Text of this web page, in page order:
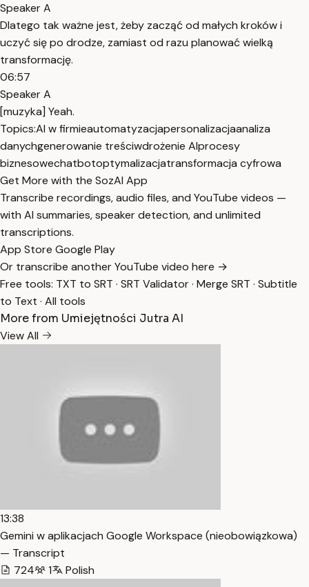
Speaker A
Dlatego tak ważne jest, żeby zacząć od małych kroków i
uczyć się po drodze, zamiast od razu planować wielką
transformację.
06:57
Speaker A
[muzyka] Yeah.
Topics:AI w firmieautomatyzacjapersonalizacjaanaliza
danychgenerowanie treściwdrożenie AIprocesy
biznesowechatbotoptymalizacjatransformacja cyfrowa
Get More with the SozAI App
Transcribe recordings, audio files, and YouTube videos —
with AI summaries, speaker detection, and unlimited
transcriptions.
App Store Google Play
Or transcribe another YouTube video here →
Free tools: TXT to SRT · SRT Validator· Merge SRT · Subtitle
to Text · All tools
More from Umiejętności Jutra AI
View All
13:38
Gemini w aplikacjach Google Workspace (nieobowiązkowa)
— Transcript
724
1 Polish